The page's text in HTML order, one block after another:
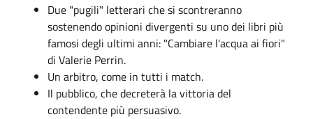
Due "pugili" letterari che si scontreranno
sostenendo opinioni divergenti su uno dei libri più
famosi degli ultimi anni: "Cambiare l'acqua ai fiori"
di Valerie Perrin.
Un arbitro, come in tutti i match.
Il pubblico, che decreterà la vittoria del
contendente più persuasivo.